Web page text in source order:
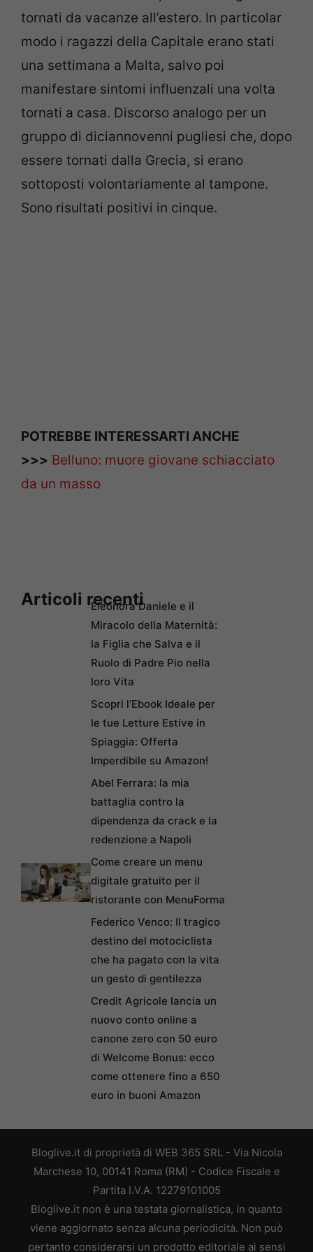
tornati da vacanze all’estero. In particolar
modo i ragazzi della Capitale erano stati
una settimana a Malta, salvo poi
manifestare sintomi influenzali una volta
tornati a casa. Discorso analogo per un
gruppo di diciannovenni pugliesi che, dopo
essere tornati dalla Grecia, si erano
sottoposti volontariamente al tampone.
Sono risultati positivi in cinque.
POTREBBE INTERESSARTI ANCHE
>>> Belluno: muore giovane schiacciato
da un masso
Articoli recentiEleonora Daniele e il
Miracolo della Maternità:
la Figlia che Salva e il
Ruolo di Padre Pio nella
loro Vita
Scopri l’Ebook Ideale per
le tue Letture Estive in
Spiaggia: Offerta
Imperdibile su Amazon!
Abel Ferrara: la mia
battaglia contro la
dipendenza da crack e la
redenzione a Napoli
Come creare un menu
digitale gratuito per il
ristorante con MenuForma
Federico Venco: Il tragico
destino del motociclista
che ha pagato con la vita
un gesto di gentilezza
Credit Agricole lancia un
nuovo conto online a
canone zero con 50 euro
di Welcome Bonus: ecco
come ottenere fino a 650
euro in buoni Amazon
Bloglive.it di proprietà di WEB 365 SRL - Via Nicola
Marchese 10, 00141 Roma (RM) - Codice Fiscale e
Partita I.V.A. 12279101005
Bloglive.it non è una testata giornalistica, in quanto
viene aggiornato senza alcuna periodicità. Non può
pertanto considerarsi un prodotto editoriale ai sensi